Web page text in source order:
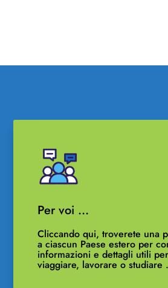
Per voi …
Cliccando qui, troverete una
a ciascun Paese estero per
informazioni e dettagli utili
viaggiare, lavorare o studiare